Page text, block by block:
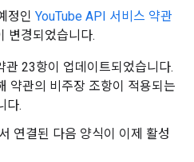
정인 YouTube API 서비스 약관
변경되었습니다.
관 23항이 업데이트되었습니다.
약관의 비주장 조항이 적용되는
다.
연결된 다음 양식이 이제 활성